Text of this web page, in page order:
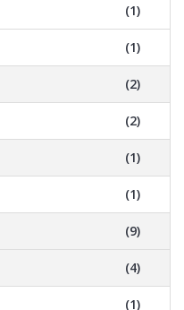
(1)
(1)
(2)
(2)
(1)
(1)
(9)
(4)
(1)